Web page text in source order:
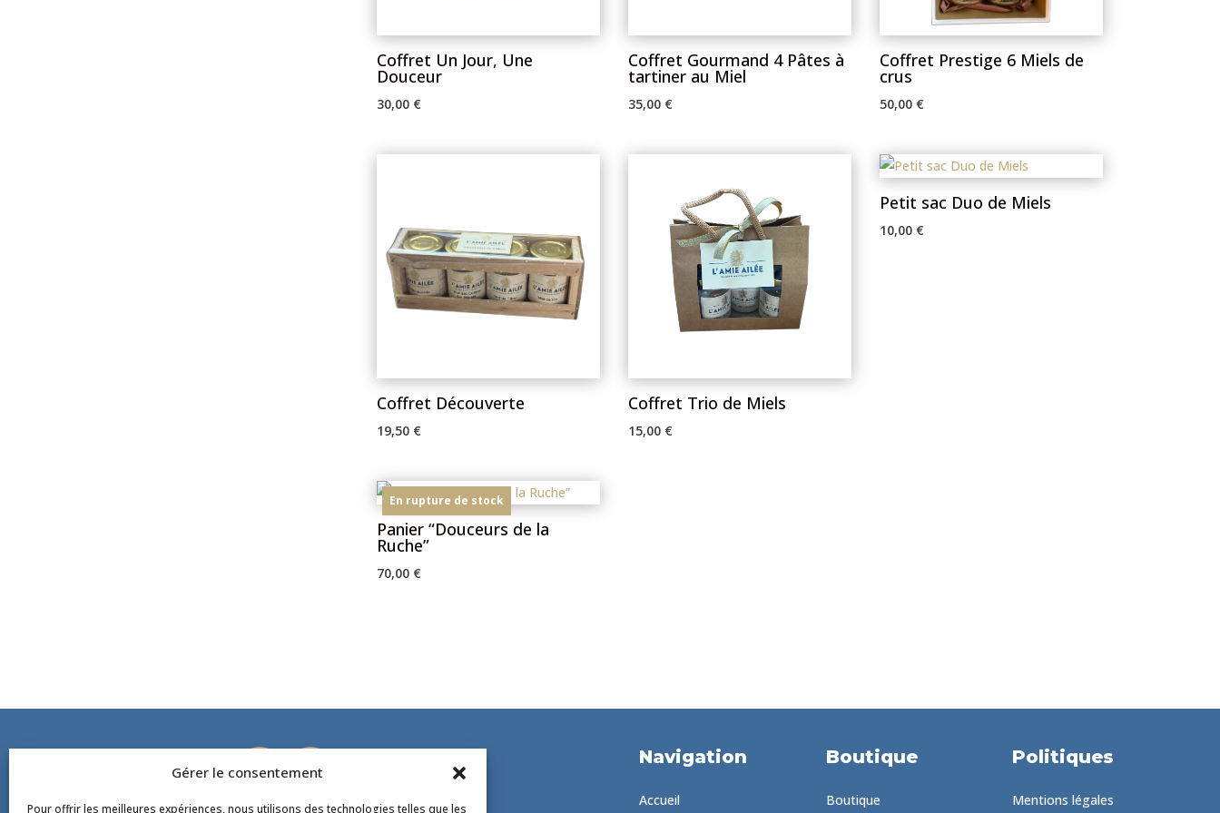
Gérer le consentement
Pour offrir les meilleures expériences, nous utilisons des technologies telles que les
Coffret Un Jour, Une
Douceur
30,00 €
Coffret Gourmand 4 Pâtes à
tartiner au Miel
35,00 €
Coffret Prestige 6 Miels de
crus
50,00 €
Coffret Découverte
19,50 €
Coffret Trio de Miels
15,00 €
Petit sac Duo de Miels
10,00 €
En rupture de stock
Panier “Douceurs de la
Ruche”
70,00 €
Navigation
Accueil
Boutique
Boutique
Politiques
Mentions légales